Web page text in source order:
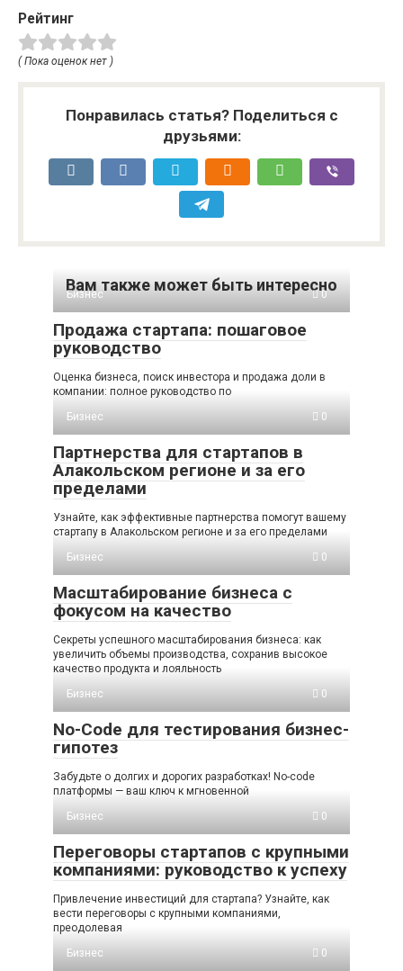
Рейтинг
( Пока оценок нет )
Понравилась статья? Поделиться с
друзьями:
Вам также может быть интересно
Бизнес 0
Продажа стартапа: пошаговое
руководство
Оценка бизнеса, поиск инвестора и продажа доли в
компании: полное руководство по
Бизнес
0
Партнерства для стартапов в
Алакольском регионе и за его
пределами
Узнайте, как эффективные партнерства помогут вашему
стартапу в Алакольском регионе и за его пределами
Бизнес
0
Масштабирование бизнеса с
фокусом на качество
Секреты успешного масштабирования бизнеса: как
увеличить объемы производства, сохранив высокое
качество продукта и лояльность
Бизнес
0
No-Code для тестирования бизнес-
гипотез
Забудьте о долгих и дорогих разработках! No-code
платформы — ваш ключ к мгновенной
Бизнес
0
Переговоры стартапов с крупными
компаниями: руководство к успеху
Привлечение инвестиций для стартапа? Узнайте, как
вести переговоры с крупными компаниями,
преодолевая
Бизнес
0